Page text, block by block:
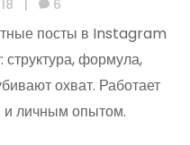
| 6
посты в Instagram
формула,
охват. Работает
личным опытом.